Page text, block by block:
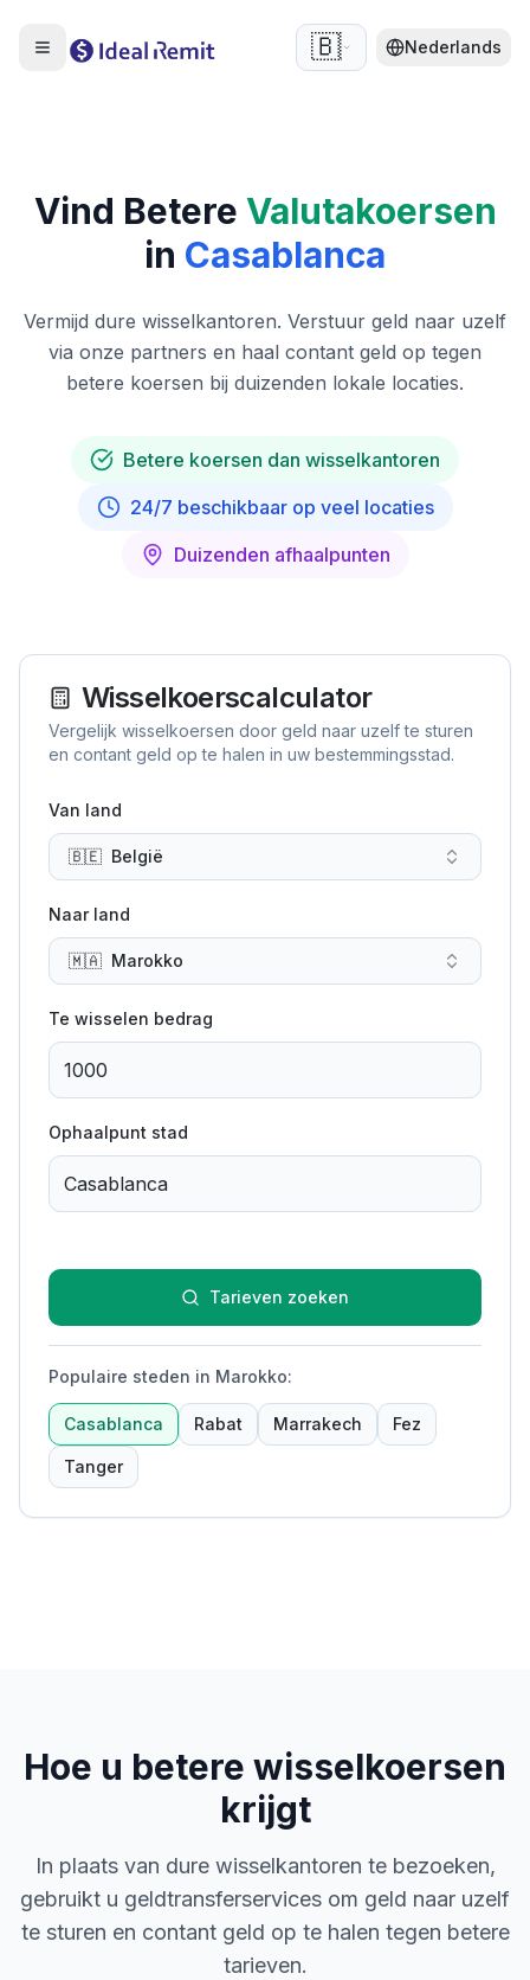
🇧🇪 Nederlands
Vind Betere Valutakoersen
in Casablanca
Vermijd dure wisselkantoren. Verstuur geld naar uzelf
via onze partners en haal contant geld op tegen
betere koersen bij duizenden lokale locaties.
Betere koersen dan wisselkantoren
24/7 beschikbaar op veel locaties
Duizenden afhaalpunten
Wisselkoerscalculator
Vergelijk wisselkoersen door geld naar uzelf te sturen
en contant geld op te halen in uw bestemmingsstad.
Van land
🇧🇪 België
Naar land
🇲🇦 Marokko
Te wisselen bedrag
Ophaalpunt stad
Tarieven zoeken
Populaire steden in Marokko:
Casablanca Rabat Marrakech Fez
Tanger
Hoe u betere wisselkoersen
krijgt
In plaats van dure wisselkantoren te bezoeken,
gebruikt u geldtransferservices om geld naar uzelf
te sturen en contant geld op te halen tegen betere
tarieven.